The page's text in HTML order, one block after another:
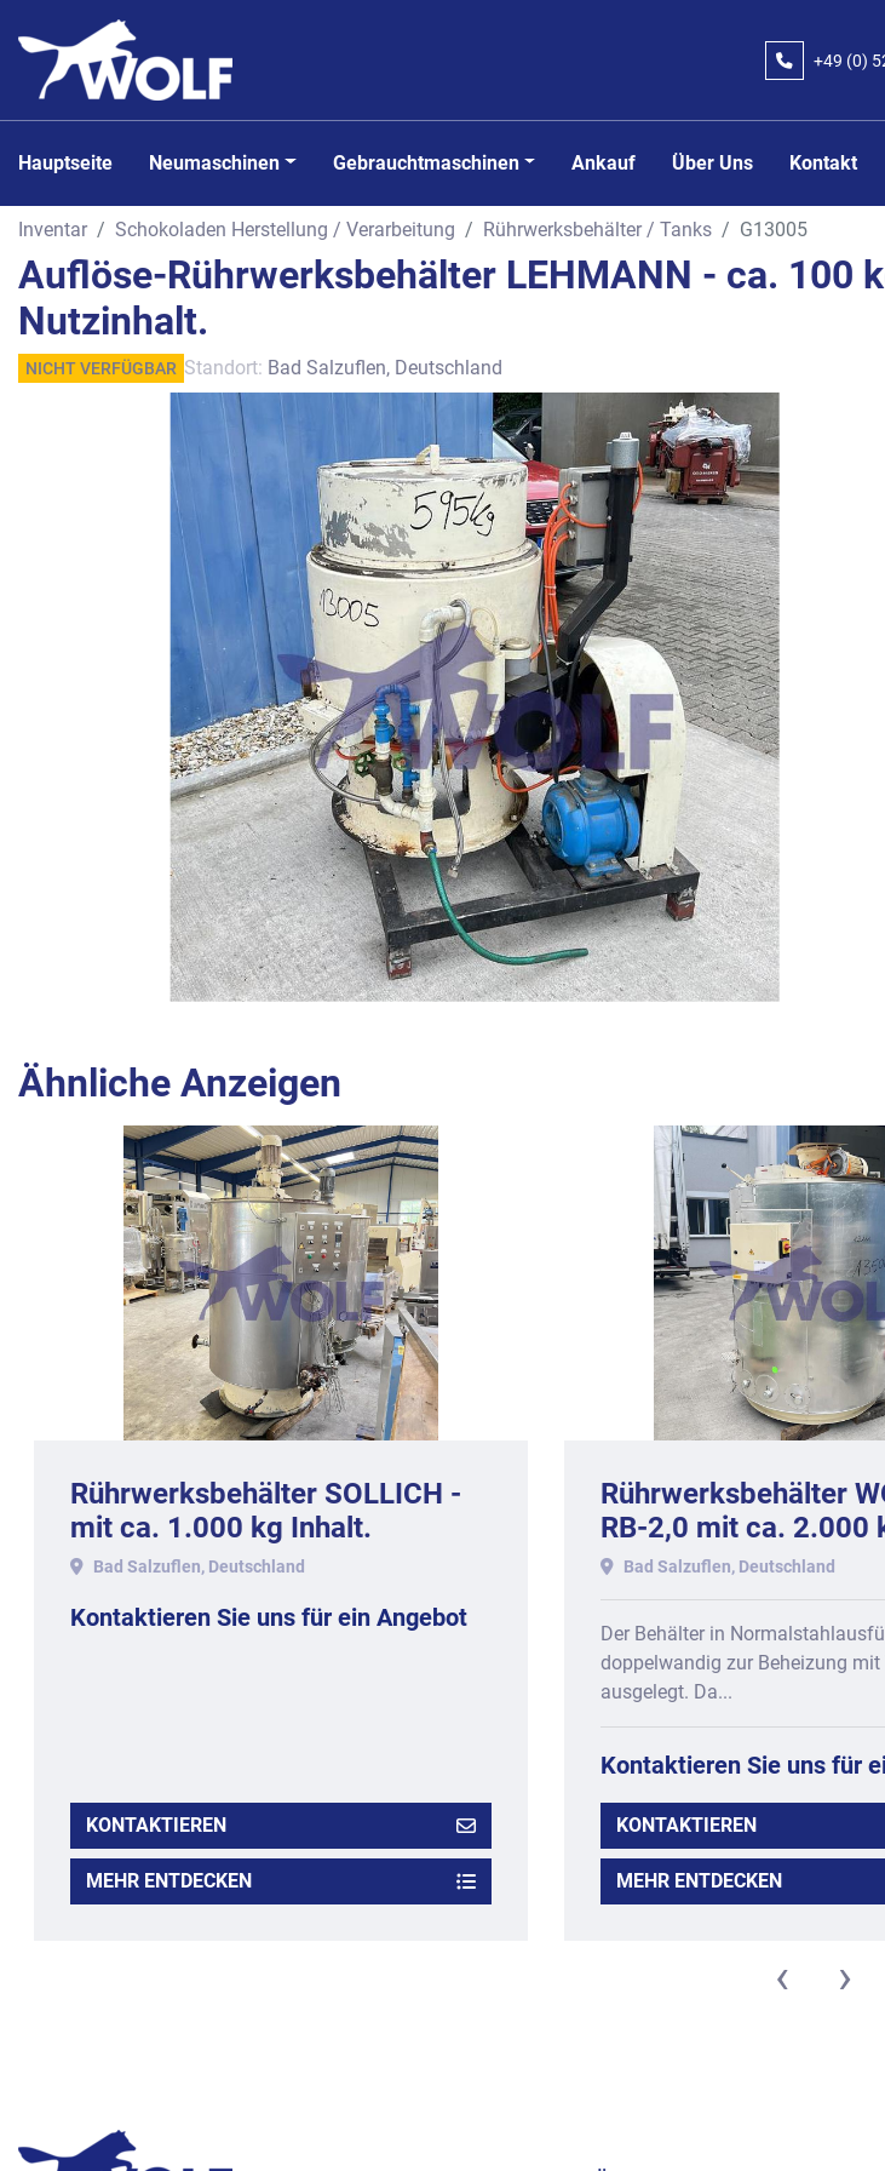
+49 (0)
Hauptseite Neumaschinen Gebrauchtmaschinen Ankauf Über Uns Kontakt
Inventar Schokoladen Herstellung / Verarbeitung Rührwerksbehälter / Tanks G13005
Auflöse-Rührwerksbehälter LEHMANN - ca. 100
Nutzinhalt.
NICHT VERFÜGBAR Standort: Bad Salzuflen, Deutschland
Ähnliche Anzeigen
Rührwerksbehälter WOLF - Type
RB-2,0 mit ca. 2.000 kg
Nutzinhalt.
Bad Salzuflen, Deutschland
Der Behälter in Normalstahlausführung ist
KONTAKTIEREN
MEHR ENTDECKEN
Rührwerksbehälter
Type RW-3000, mit
Inhalt.
Bad Salzuflen, Deutschland
Der Behälter ist doppelwandig
Normalstahl ausgeführt. Das
durch ...
Kontaktieren Sie uns für
KONTAKTIEREN
MEHR ENTDECKEN
‹ ›